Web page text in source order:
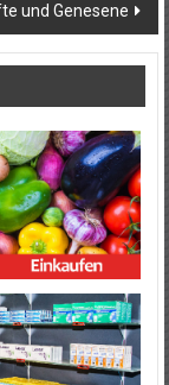
und Genesene